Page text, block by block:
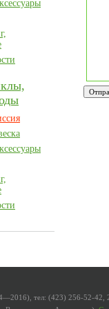
тел: (423) 256-52-42,